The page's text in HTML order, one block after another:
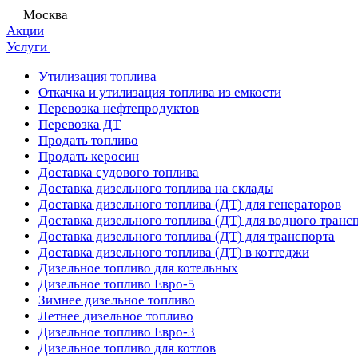
Москва
Акции
Услуги
Утилизация топлива
Откачка и утилизация топлива из емкости
Перевозка нефтепродуктов
Перевозка ДТ
Продать топливо
Продать керосин
Доставка судового топлива
Доставка дизельного топлива на склады
Доставка дизельного топлива (ДТ) для генераторов
Доставка дизельного топлива (ДТ) для водного
Доставка дизельного топлива (ДТ) для транспорта
Доставка дизельного топлива (ДТ) в коттеджи
Дизельное топливо для котельных
Дизельное топливо Евро-5
Зимнее дизельное топливо
Летнее дизельное топливо
Дизельное топливо Евро-3
Дизельное топливо для котлов